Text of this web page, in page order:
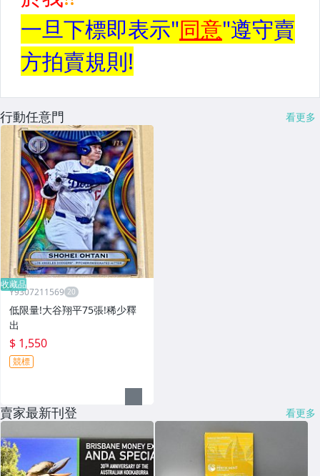
行動任意門 看更多
收藏品
Y9307211569
低限量!大谷翔平75張!稀少釋
出
$ 1,550
競標
賣家最新刊登 看更多